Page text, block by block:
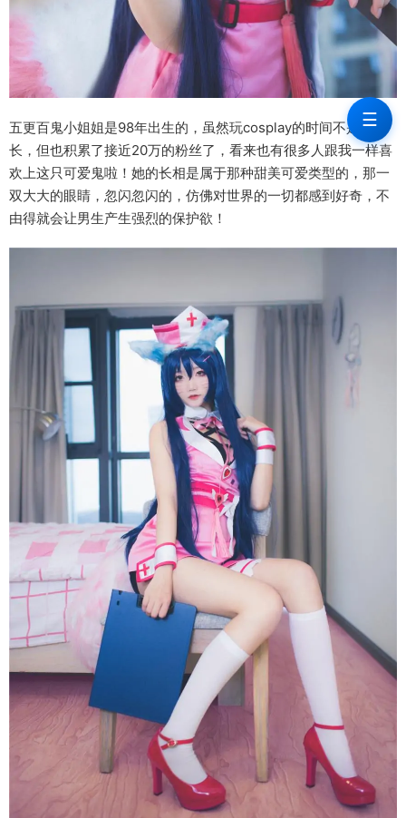
五更百鬼小姐姐是98年出生的，虽然玩cosplay的时间不是很
长，但也积累了接近20万的粉丝了，看来也有很多人跟我一样喜
欢上这只可爱鬼啦！她的长相是属于那种甜美可爱类型的，那一
双大大的眼睛，忽闪忽闪的，仿佛对世界的一切都感到好奇，不
由得就会让男生产生强烈的保护欲！
☰